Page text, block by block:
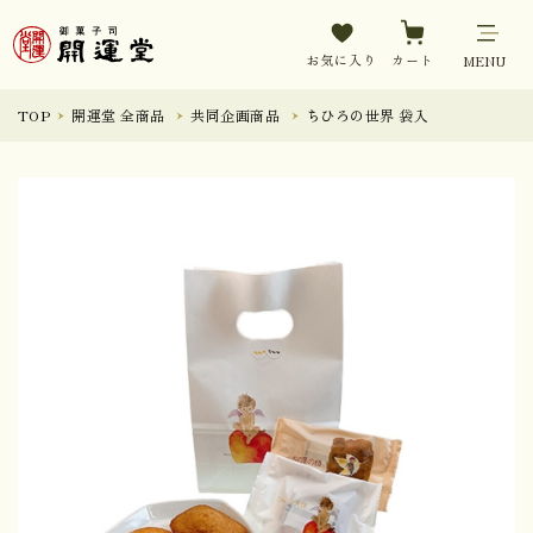
お気に入り カート MENU
TOP 開運堂 全商品 共同企画商品 ちひろの世界 袋入